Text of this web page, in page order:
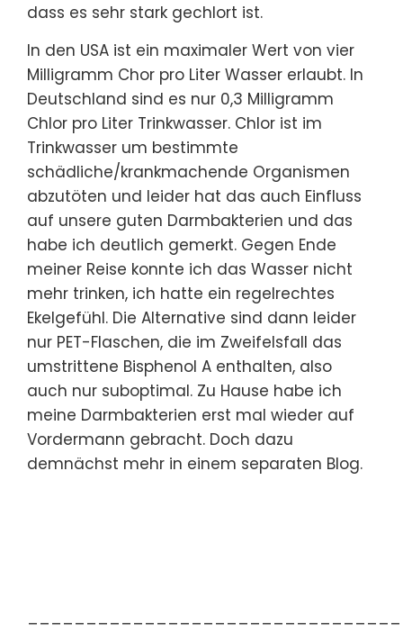
dass es sehr stark gechlort ist.
In den USA ist ein maximaler Wert von vier
Milligramm Chor pro Liter Wasser erlaubt. In
Deutschland sind es nur 0,3 Milligramm
Chlor pro Liter Trinkwasser. Chlor ist im
Trinkwasser um bestimmte
schädliche/krankmachende Organismen
abzutöten und leider hat das auch Einfluss
auf unsere guten Darmbakterien und das
habe ich deutlich gemerkt. Gegen Ende
meiner Reise konnte ich das Wasser nicht
mehr trinken, ich hatte ein regelrechtes
Ekelgefühl. Die Alternative sind dann leider
nur PET-Flaschen, die im Zweifelsfall das
umstrittene Bisphenol A enthalten, also
auch nur suboptimal. Zu Hause habe ich
meine Darmbakterien erst mal wieder auf
Vordermann gebracht. Doch dazu
demnächst mehr in einem separaten Blog.